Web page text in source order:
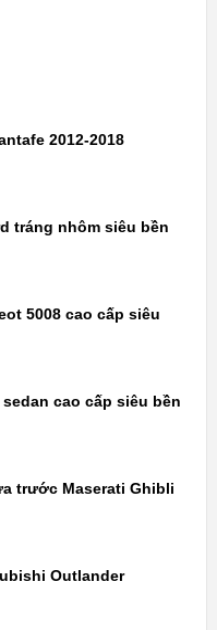
2012-2018
tráng nhôm siêu bền
5008 cao cấp siêu
cao cấp siêu bền
trước Maserati Ghibli
Outlander